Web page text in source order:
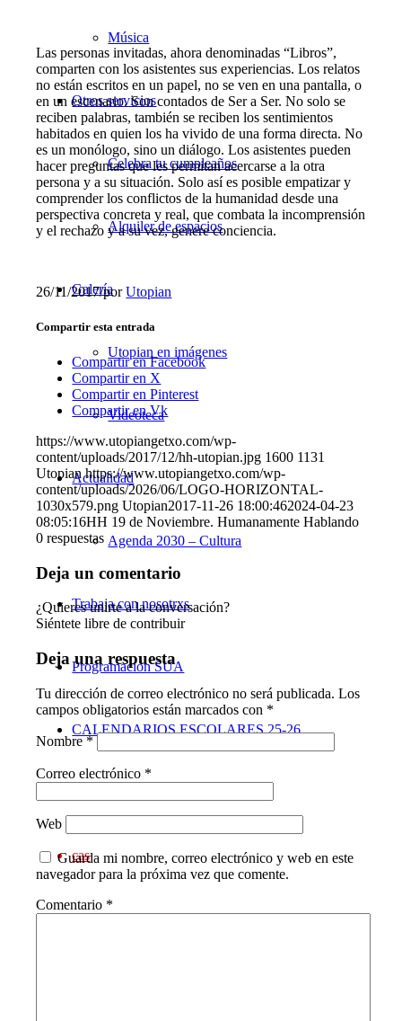
Música
Otros servicios
Celebra tu cumpleaños
Alquiler de espacios
Galería
Utopian en imágenes
Videoteca
Actualidad
Agenda 2030 – Cultura
Trabaja con nosotrxs
Programación SUA
CALENDARIOS ESCOLARES 25-26
cas
eus
Las personas invitadas, ahora denominadas “Libros”,
comparten con los asistentes sus experiencias. Los relatos
no están escritos en un papel, no se ven en una pantalla, o
en un escenario. Son contados de Ser a Ser. No solo se
reciben palabras, también se reciben los sentimientos
habitados en quien los ha vivido de una forma directa. No
es un monólogo, sino un diálogo. Los asistentes pueden
hacer preguntas que les permitan acercarse a la otra
persona y a su situación. Solo así es posible empatizar y
comprender los conflictos de la humanidad desde una
perspectiva concreta y real, que combata la incomprensión
y el rechazo y a su vez, genere conciencia.
26/11/2017/porUtopian
Compartir esta entrada
Compartir en Facebook
Compartir en X
Compartir en Pinterest
Compartir en Vk
https://www.utopiangetxo.com/wp-
content/uploads/2017/12/hh-utopian.jpg 1600 1131
Utopian https://www.utopiangetxo.com/wp-
content/uploads/2026/06/LOGO-HORIZONTAL-
1030x579.png Utopian2017-11-26 18:00:462024-04-23
08:05:16HH 19 de Noviembre. Humanamente Hablando
0 respuestas
Deja un comentario
¿Quieres unirte a la conversación?
Siéntete libre de contribuir
Deja una respuesta
Tu dirección de correo electrónico no será publicada. Los
campos obligatorios están marcados con *
Nombre*
Correo electrónico *
Web
Guarda mi nombre, correo electrónico y web en este
navegador para la próxima vez que comente.
Comentario *